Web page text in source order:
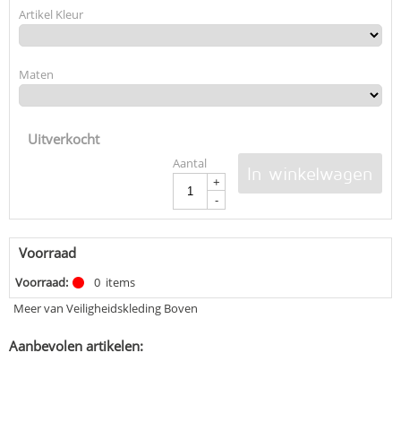
Artikel Kleur
Maten
Uitverkocht
Aantal
+
-
In winkelwagen
Voorraad
Voorraad: 0 items
Meer van Veiligheidskleding Boven
Aanbevolen artikelen: